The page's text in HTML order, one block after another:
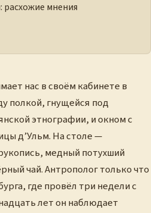
мнения
нас в своём кабинете в
полкой, гнущейся под
этнографии, и окном с
д’Ульм. На столе —
медный потухший
чай. Антрополог только что
где провёл три недели с
лет он наблюдает